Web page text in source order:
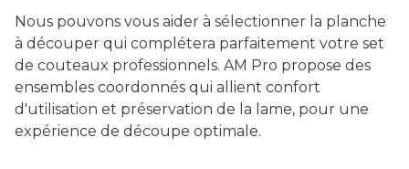
Nous pouvons vous aider à sélectionner la planche
à découper qui complétera parfaitement votre set
de couteaux professionnels. AM Pro propose des
ensembles coordonnés qui allient confort
d'utilisation et préservation de la lame, pour une
expérience de découpe optimale.